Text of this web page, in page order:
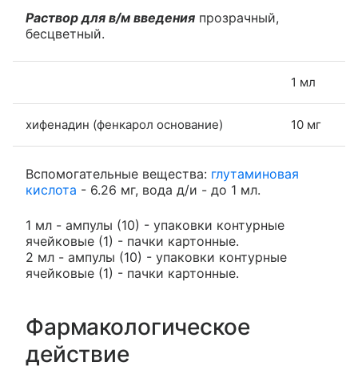
Раствор для в/м введения прозрачный,
бесцветный.
1 мл
хифенадин (фенкарол основание) 10 мг
Вспомогательные вещества: глутаминовая
кислота - 6.26 мг, вода д/и - до 1 мл.
1 мл - ампулы (10) - упаковки контурные
ячейковые (1) - пачки картонные.
2 мл - ампулы (10) - упаковки контурные
ячейковые (1) - пачки картонные.
Фармакологическое
действие